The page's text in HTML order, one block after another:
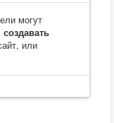
могут
или